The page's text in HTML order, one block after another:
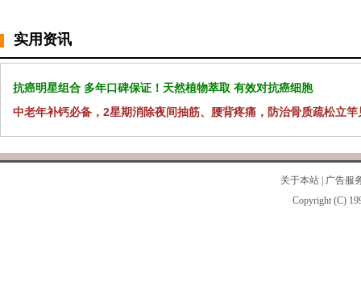
实用资讯
抗癌明星组合 多年口碑保证！天然植物萃取 有效对抗癌细胞
中老年补钙必备，2星期消除夜间抽筋、腰背疼痛，防治骨质疏松立竿
关于本站
广告服
Copyright (C)